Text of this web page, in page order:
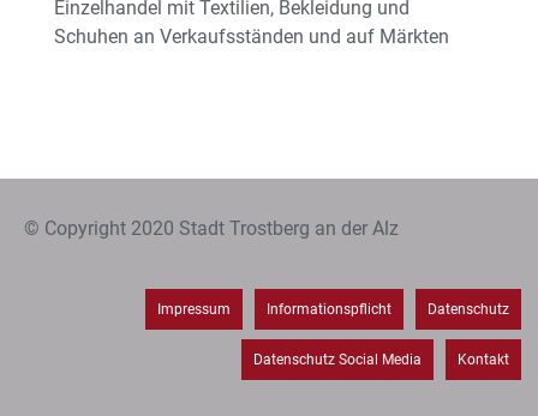
Einzelhandel mit Textilien, Bekleidung und
Schuhen an Verkaufsständen und auf Märkten
© Copyright 2020 Stadt Trostberg an der Alz
Impressum Informationspflicht Datenschutz
Datenschutz Social Media Kontakt